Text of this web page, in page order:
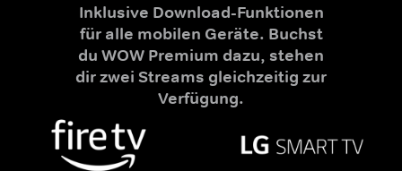
Inklusive Download-Funktionen
für alle mobilen Geräte. Buchst
du WOW Premium dazu, stehen
dir zwei Streams gleichzeitig zur
Verfügung.